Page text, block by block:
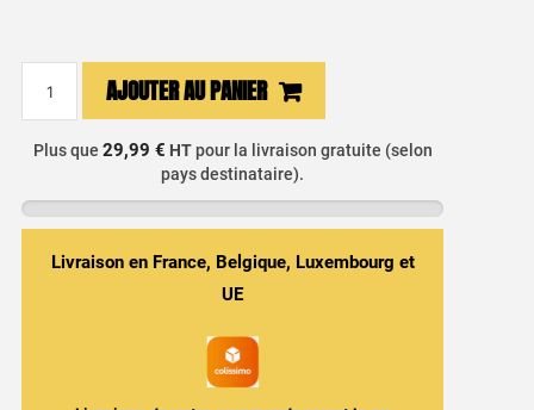
Atopack
SE
AJOUTER AU PANIER
Plus que 29,99 € HTpour la livraison gratuite (selon
pays destinataire).
Livraison en France, Belgique, Luxembourg et
UE